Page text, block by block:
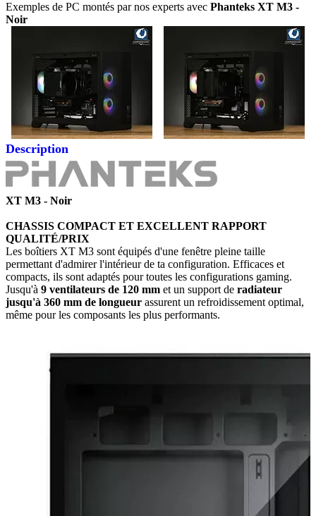
Exemples de PC montés par nos experts avec Phanteks XT M3 -
Noir
Description
XT M3 - Noir
CHASSIS COMPACT ET EXCELLENT RAPPORT
QUALITÉ/PRIX
Les boîtiers XT M3 sont équipés d'une fenêtre pleine taille
permettant d'admirer l'intérieur de ta configuration. Efficaces et
compacts, ils sont adaptés pour toutes les configurations gaming.
Jusqu'à 9 ventilateurs de 120 mm et un support de radiateur
jusqu'à 360 mm de longueur assurent un refroidissement optimal,
même pour les composants les plus performants.